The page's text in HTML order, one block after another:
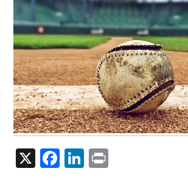
X Facebook
LinkedIn